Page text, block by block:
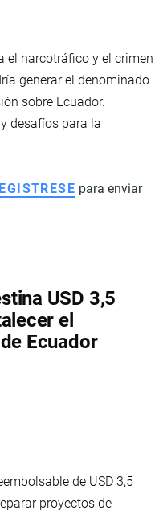
el narcotráfico y el crimen
generar el denominado
sobre Ecuador.
desafíos para la
para enviar
USD 3,5
el
Ecuador
de USD 3,5
proyectos de